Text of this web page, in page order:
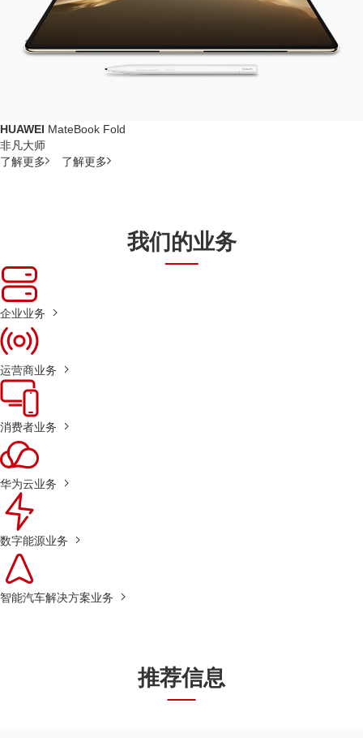
HUAWEI MateBook Fold
非凡大师
了解更多
了解更多
我们的业务
企业业务
运营商业务
消费者业务
华为云业务
数字能源业务
智能汽车解决方案业务
推荐信息